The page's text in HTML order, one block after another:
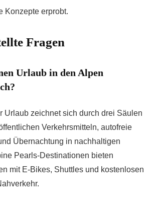
Konzepte erprobt.
Fragen
Urlaub in den Alpen
Urlaub zeichnet sich durch drei Säulen
Verkehrsmitteln, autofreie
Übernachtung in nachhaltigen
Pearls-Destinationen bieten
mit E-Bikes, Shuttles und kostenlosen